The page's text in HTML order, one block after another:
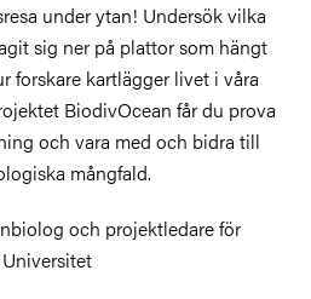
under ytan! Undersök vilka
sig ner på plattor som hängt
forskare kartlägger livet i våra
BiodivOcean får du prova
och vara med och bidra till
mångfald.
och projektledare för